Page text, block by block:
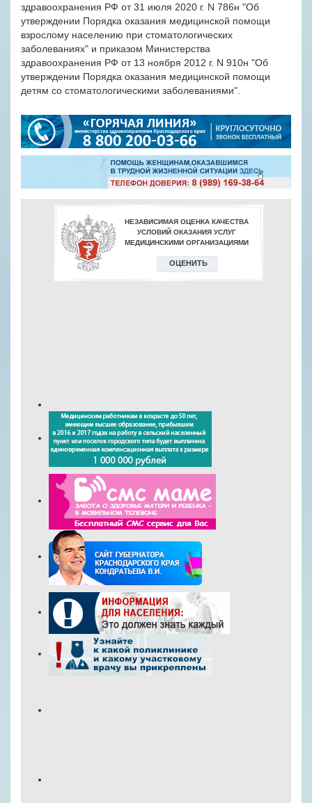
здравоохранения РФ от 31 июля 2020 г. N 786н "Об
утверждении Порядка оказания медицинской помощи
взрослому населению при стоматологических
заболеваниях" и приказом Министерства
здравоохранения РФ от 13 ноября 2012 г. N 910н "Об
утверждении Порядка оказания медицинской помощи
детям со стоматологическими заболеваниями".